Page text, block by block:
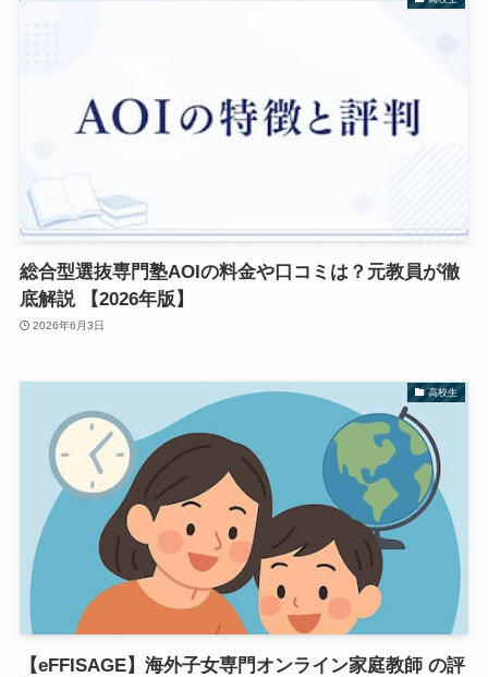
総合型選抜専門塾AOIの料金や口コミは？元教員が徹
底解説 【2026年版】
2026年6月3日
高校生
【eFFISAGE】海外子女専門オンライン家庭教師 の評